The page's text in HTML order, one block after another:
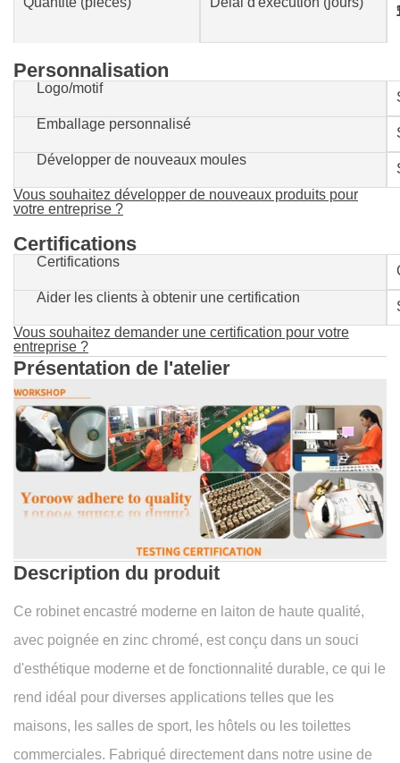
1-500
Personnalisation
Logo/motif
Emballage personnalisé
Développer de nouveaux moules
Vous souhaitez développer de nouveaux produits pour
votre entreprise ?
Certifications
Certifications
Aider les clients à obtenir une certification
Vous souhaitez demander une certification pour votre
entreprise ?
Présentation de l'atelier
Description du produit
Ce robinet encastré moderne en laiton de haute qualité,
avec poignée en zinc chromé, est conçu dans un souci
d'esthétique moderne et de fonctionnalité durable, ce qui le
rend idéal pour diverses applications telles que les
maisons, les salles de sport, les hôtels ou les toilettes
commerciales. Fabriqué directement dans notre usine de